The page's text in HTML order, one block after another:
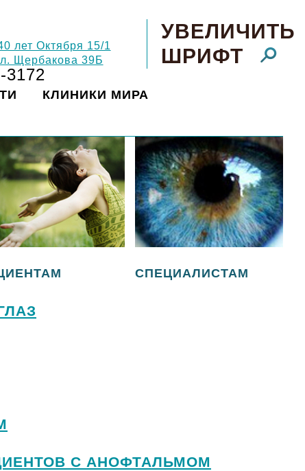
лет Октября 15/1
Щербакова 39Б
3172
УВЕЛИЧИТЬ
ШРИФТ
КЛИНИКИ МИРА
СПЕЦИАЛИСТАМ
С АНОФТАЛЬМОМ